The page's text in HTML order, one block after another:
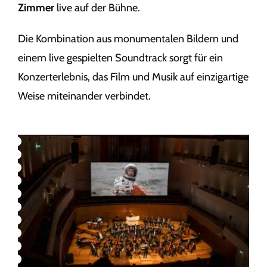
Zimmerlive auf der Bühne.
Die Kombination aus monumentalen Bildern und
einem live gespielten Soundtrack sorgt für ein
Konzerterlebnis, das Film und Musik auf einzigartige
Weise miteinander verbindet.